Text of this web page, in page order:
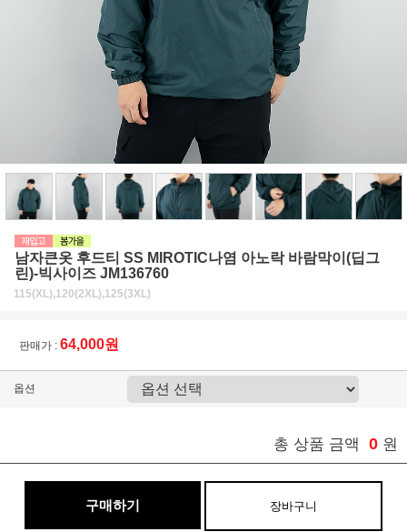
남자큰옷 후드티 SS MIROTIC나염 아노락 바람막이(딥그
린)-빅사이즈 JM136760
115(XL),120(2XL),125(3XL)
판매가 : 64,000원
옵션
총 상품 금액 0 원
구매하기 장바구니